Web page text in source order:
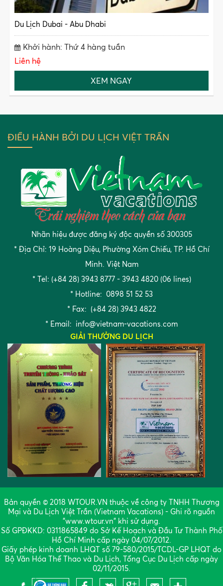
Du Lịch Dubai - Abu Dhabi
Khởi hành: Thứ 4 hàng tuần
Liên hệ
XEM NGAY
ĐIỀU HÀNH BỞI DU LỊCH VIỆT TRẦN
Nhãn hiệu được đăng ký độc quyền số 300305
* Địa Chỉ: 19 Hoàng Diệu, Phường Xóm Chiếu, TP. Hồ Chí
Minh. Việt Nam
* Tel: (+84 28) 3943 8777 - 3943 4820 (06 lines)
* Hotline: 0898 51 52 53
* Fax: (+84 28) 3943 4822
* Email: info@vietnam-vacations.com
GIẢI THƯỞNG DU LỊCH
Bản quyền © 2018 WTOUR.VN thuộc về công ty TNHH Thương
Mại và Du Lịch Việt Trần (Vietnam Vacations) - Ghi rõ nguồn
"www.wtour.vn" khi sử dụng.
Số GPĐKKD: 0311865849 do Sở Kế Hoạch và Đầu Tư Thành Phố
Hồ Chí Minh cấp ngày 04/07/2012.
Giấy phép kinh doanh LHQT số 79-580/2015/TCDL-GP LHQT do
Bộ Văn Hóa Thể Thao và Du Lịch, Tổng Cục Du Lịch cấp ngày
02/11/2015.